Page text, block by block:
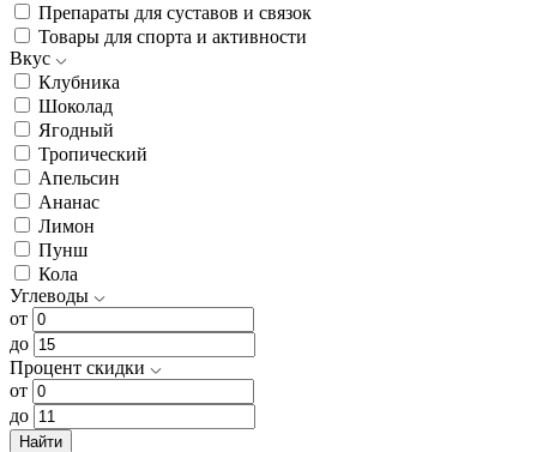
Препараты для суставов и связок
Товары для спорта и активности
Вкус
Клубника
Шоколад
Ягодный
Тропический
Апельсин
Ананас
Лимон
Пунш
Кола
Углеводы
от
до
Процент скидки
от
до
Найти